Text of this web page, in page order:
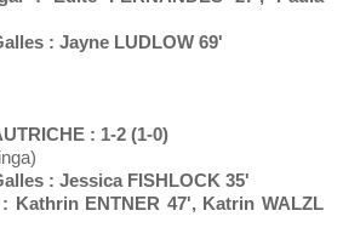
: Jayne LUDLOW 69'
: 1-2 (1-0)
: Jessica FISHLOCK 35'
Kathrin ENTNER 47', Katrin WALZL